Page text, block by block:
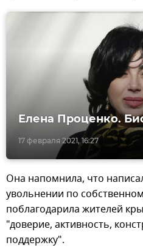
17 февраля 2021, 16:27
Елена Проценко.
Она напомнила, что
увольнении по
поблагодарила жителей
"доверие, активность,
поддержку".